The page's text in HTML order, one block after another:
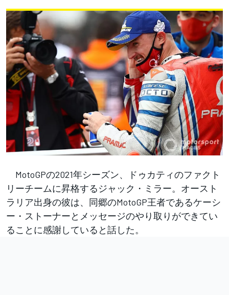
MotoGPの2021年シーズン、ドゥカティのファクト
リーチームに昇格するジャック・ミラー。オースト
ラリア出身の彼は、同郷のMotoGP王者であるケーシ
ー・ストーナーとメッセージのやり取りができてい
ることに感謝していると話した。